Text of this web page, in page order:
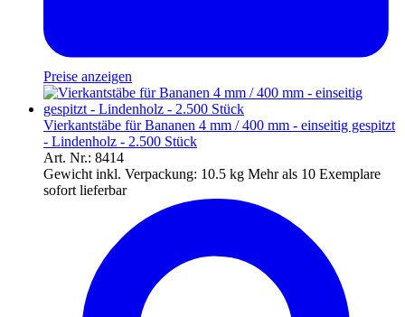
Preise anzeigen
Vierkantstäbe für Bananen 4 mm / 400 mm - einseitig gespitzt
- Lindenholz - 2.500 Stück
Art. Nr.: 8414
Gewicht inkl. Verpackung: 10.5 kg Mehr als 10 Exemplare
sofort lieferbar